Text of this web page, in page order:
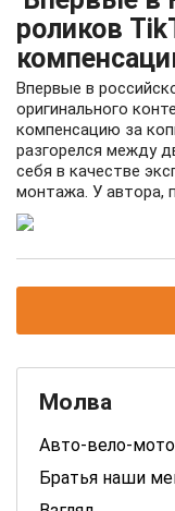
роликов
Впервые в
оригинального
компенсацию за
разгорелся между
себя в качестве
монтажа. У автора,
Молва
Авто-вело-мото
Братья наши